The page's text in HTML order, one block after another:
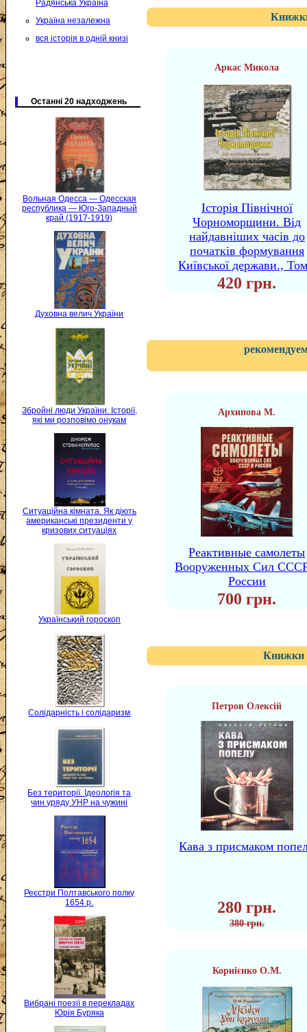
Радянська Україна
Україна незалежна
вся історія в одній книзі
Останні 20 надходжень
Вольная Одесса — Одесская
республика — Юго-Западный
край (1917-1919)
Духовна велич України
Збройні люди України. Історії,
які ми розповімо онукам
Ситуаційна кімната. Як діють
американські президенти у
кризових ситуаціях
Український гороскоп
Солідарність і солідаризм
Без території. Ідеологія та
чин уряду УНР на чужині
Реєстри Полтавського полку
1654 р.
Вибрані поезії в перекладах
Юрія Буряка
Аркас Микола
Історія Північної
Чорноморщини. Від
найдавніших часів до
початків формування
Київської держави.,
420 грн.
Архипова М.
Реактивные самолеты
Вооруженных Сил
России
700 грн.
Книжки
Петров Олексій
Кава з присмаком
280 грн.
380 грн.
Корнієнко О.М.